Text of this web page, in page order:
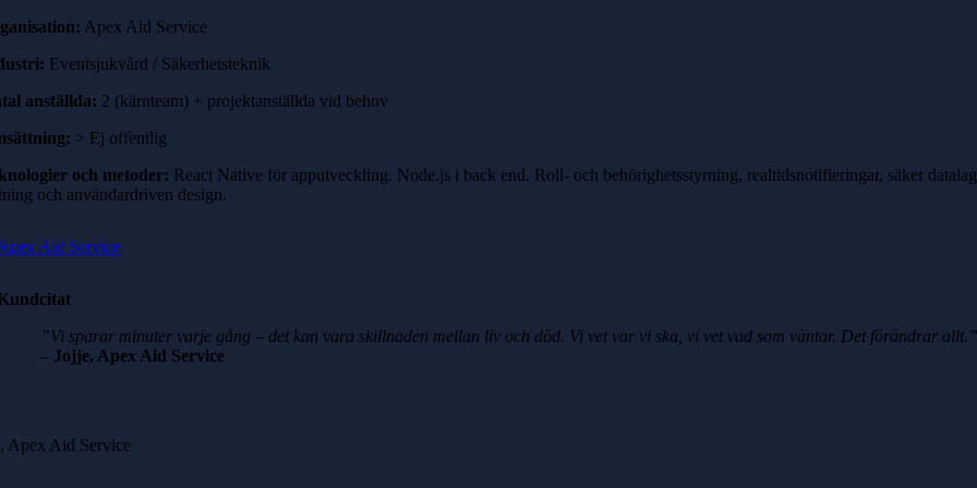
Apex Aid Service
Eventsjukvård / Säkerhetsteknik
anställda: 2 (kärnteam) + projektanställda vid behov
> Ej offentlig
och metoder: React Native för apputveckling. Node.js i back end. Roll- och behörighetsstyrning, realtidsnotifieringar, säker
och användardriven design.
Aid Service
”Vi sparar minuter varje gång – det kan vara skillnaden mellan liv och död. Vi vet var vi ska, vi vet vad som väntar. Det förändrar allt.”
– Jojje, Apex Aid Service
Apex Aid Service